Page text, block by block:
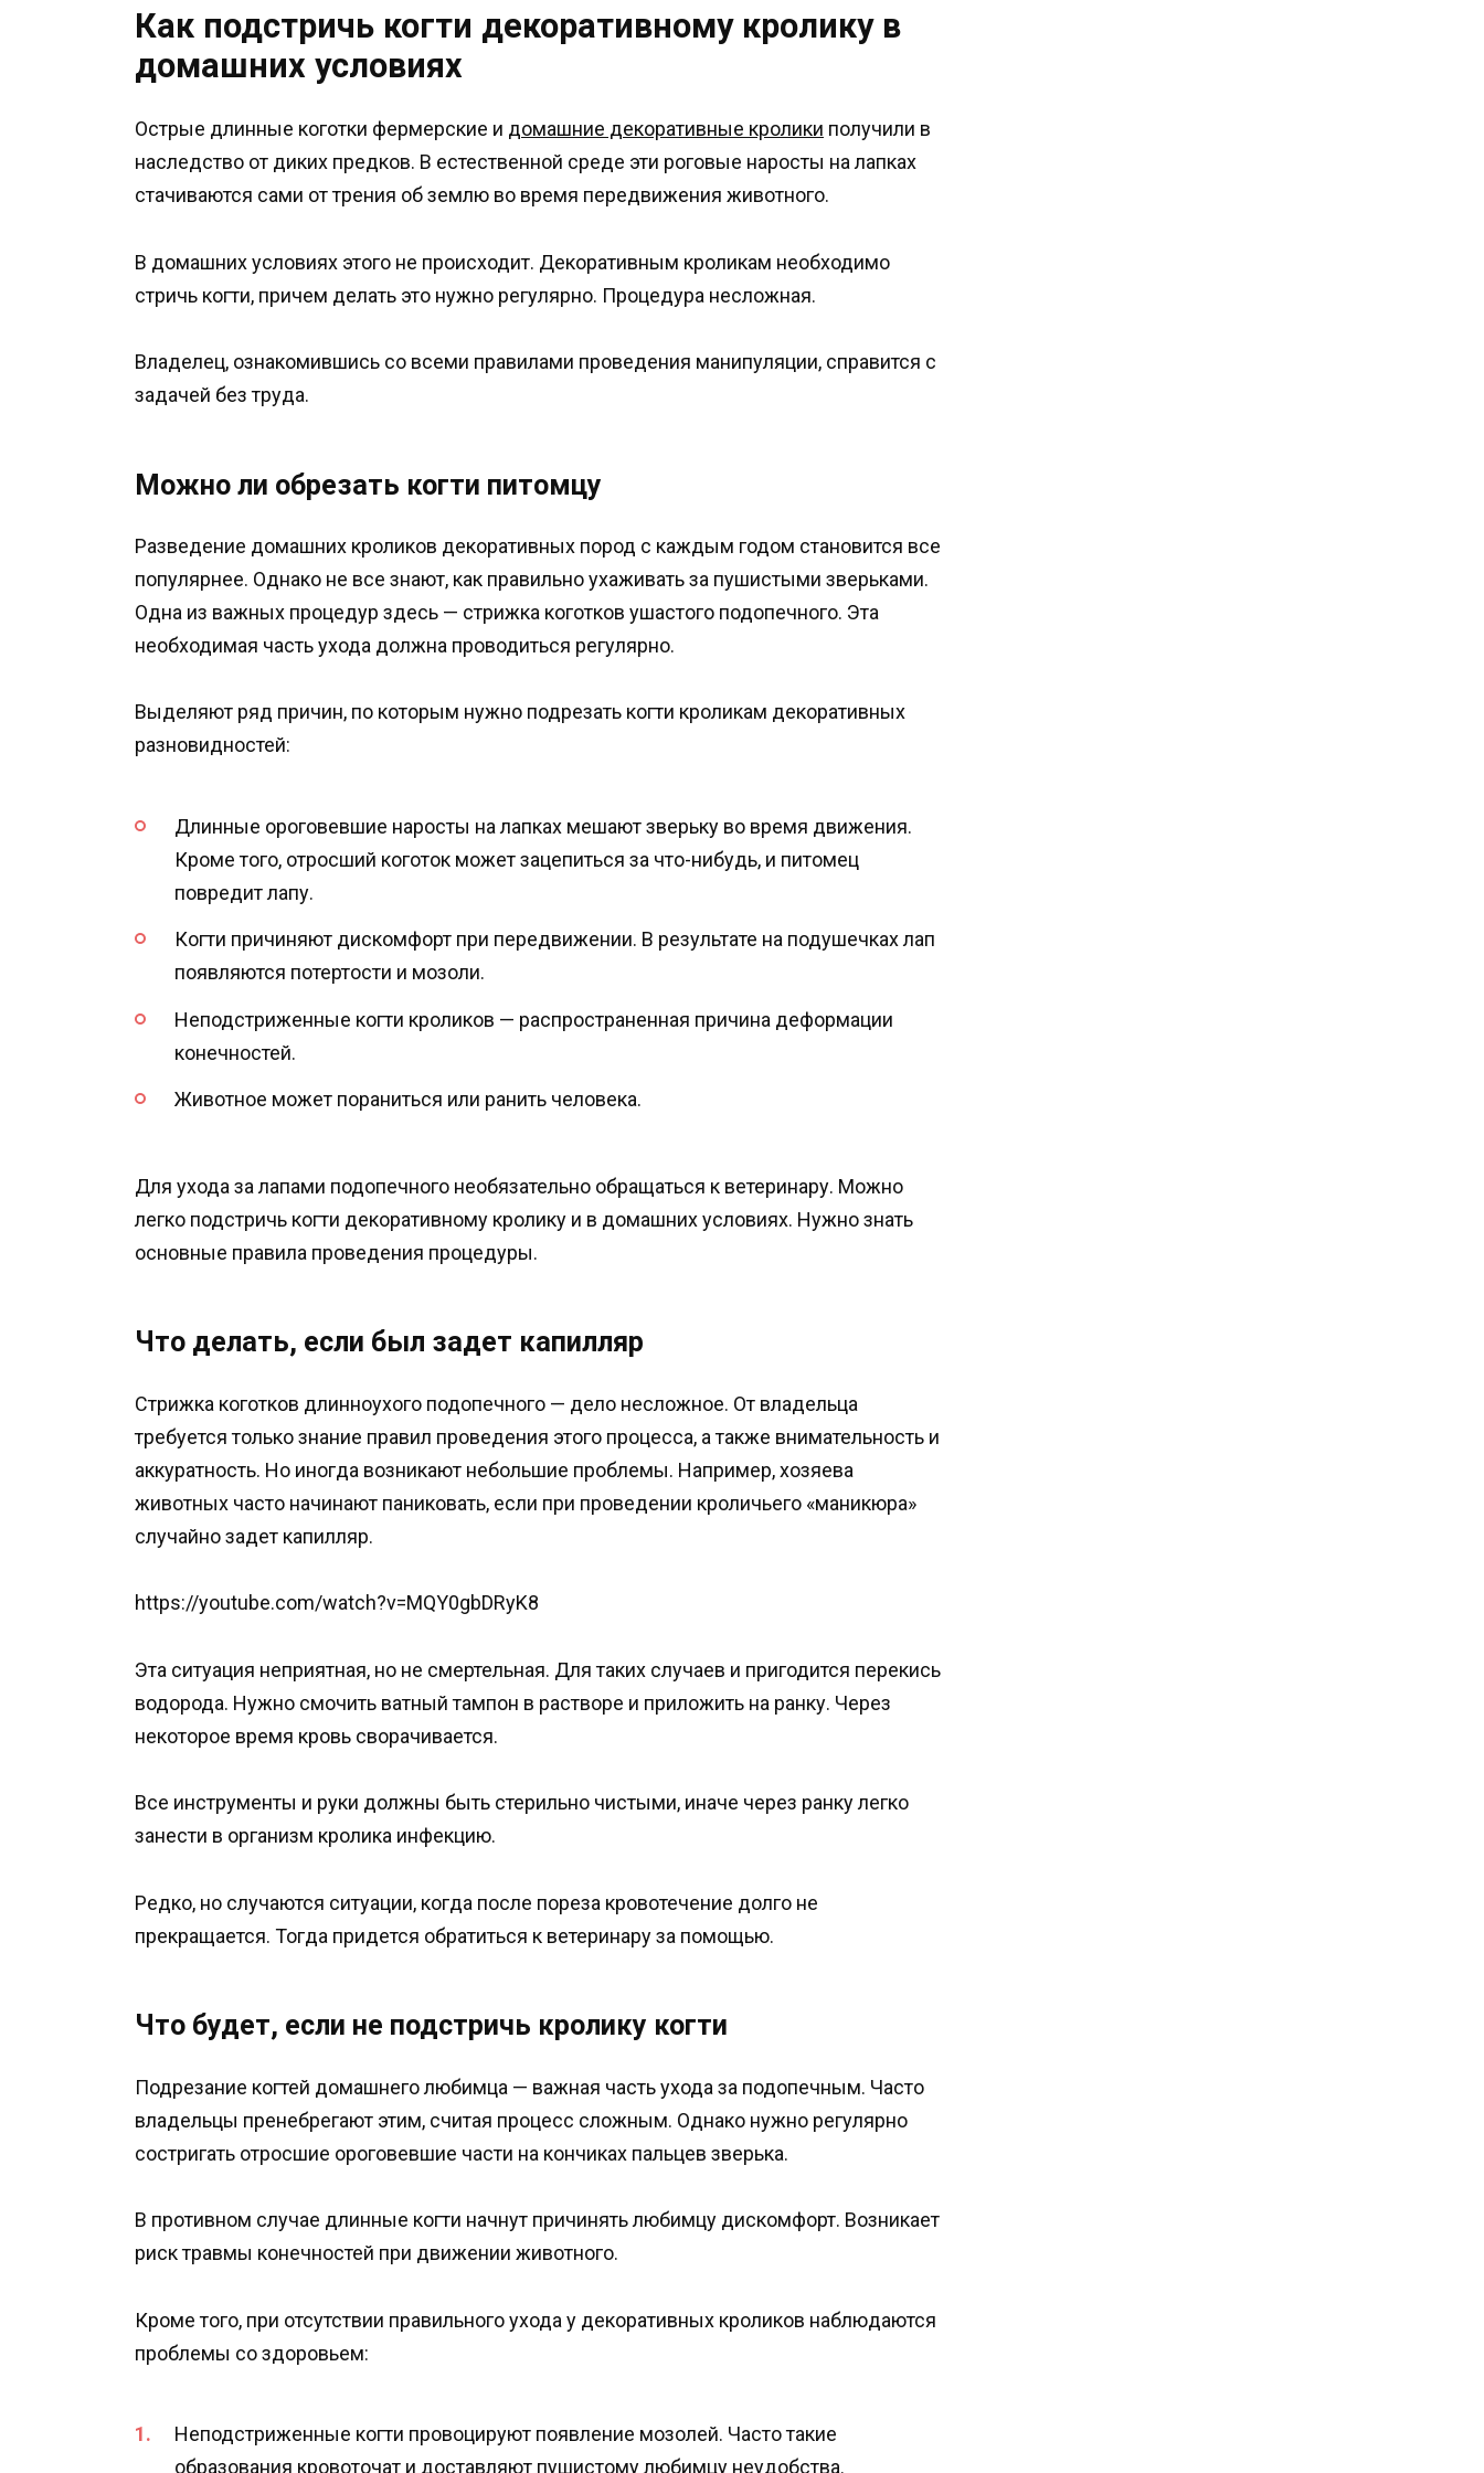
Как подстричь когти декоративному кролику в
домашних условиях
Острые длинные коготки фермерские и домашние декоративные кролики получили в
наследство от диких предков. В естественной среде эти роговые наросты на лапках
стачиваются сами от трения об землю во время передвижения животного.
В домашних условиях этого не происходит. Декоративным кроликам необходимо
стричь когти, причем делать это нужно регулярно. Процедура несложная.
Владелец, ознакомившись со всеми правилами проведения манипуляции, справится с
задачей без труда.
Можно ли обрезать когти питомцу
Разведение домашних кроликов декоративных пород с каждым годом становится все
популярнее. Однако не все знают, как правильно ухаживать за пушистыми зверьками.
Одна из важных процедур здесь — стрижка коготков ушастого подопечного. Эта
необходимая часть ухода должна проводиться регулярно.
Выделяют ряд причин, по которым нужно подрезать когти кроликам декоративных
разновидностей:
Длинные ороговевшие наросты на лапках мешают зверьку во время движения.
Кроме того, отросший коготок может зацепиться за что-нибудь, и питомец
повредит лапу.
Когти причиняют дискомфорт при передвижении. В результате на подушечках лап
появляются потертости и мозоли.
Неподстриженные когти кроликов — распространенная причина деформации
конечностей.
Животное может пораниться или ранить человека.
Для ухода за лапами подопечного необязательно обращаться к ветеринару. Можно
легко подстричь когти декоративному кролику и в домашних условиях. Нужно знать
основные правила проведения процедуры.
Что делать, если был задет капилляр
Стрижка коготков длинноухого подопечного — дело несложное. От владельца
требуется только знание правил проведения этого процесса, а также внимательность и
аккуратность. Но иногда возникают небольшие проблемы. Например, хозяева
животных часто начинают паниковать, если при проведении кроличьего «маникюра»
случайно задет капилляр.
https://youtube.com/watch?v=MQY0gbDRyK8
Эта ситуация неприятная, но не смертельная. Для таких случаев и пригодится перекись
водорода. Нужно смочить ватный тампон в растворе и приложить на ранку. Через
некоторое время кровь сворачивается.
Все инструменты и руки должны быть стерильно чистыми, иначе через ранку легко
занести в организм кролика инфекцию.
Редко, но случаются ситуации, когда после пореза кровотечение долго не
прекращается. Тогда придется обратиться к ветеринару за помощью.
Что будет, если не подстричь кролику когти
Подрезание когтей домашнего любимца — важная часть ухода за подопечным. Часто
владельцы пренебрегают этим, считая процесс сложным. Однако нужно регулярно
состригать отросшие ороговевшие части на кончиках пальцев зверька.
В противном случае длинные когти начнут причинять любимцу дискомфорт. Возникает
риск травмы конечностей при движении животного.
Кроме того, при отсутствии правильного ухода у декоративных кроликов наблюдаются
проблемы со здоровьем:
Неподстриженные когти провоцируют появление мозолей. Часто такие
образования кровоточат и доставляют пушистому любимцу неудобства.